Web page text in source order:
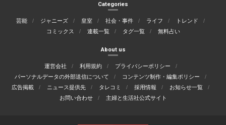
Categories
芸能 ジャニーズ 皇室 社会・事件 ライフ
トレンド
コミックス
連載一覧 タグ一覧 無料占い
About us
運営会社 利用規約
プライバシーポリシー
パーソナルデータの外部送信について
コンテンツ制作・編集ポリシー
広告掲載
ニュース提供先 タレコミ 採用情報
お知らせ一覧
お問い合わせ
主婦と生活社公式サイト